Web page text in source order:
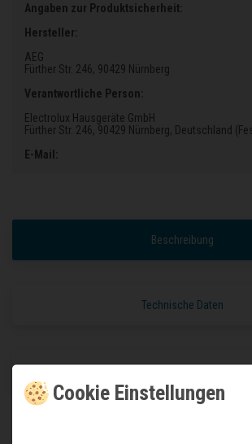
Angaben zur Produktsicherheit:
Hersteller:
AEG
Fürther Str. 246, 90429 Nürnberg
Verantwortliche Person:
Electrolux Hausgeräte GmbH
Fürther Str. 246, 90429 Nürnberg, Deutschland
E-Mail:
Beschreibung
Technische Daten
Weitere Details
Cookie Einstellungen